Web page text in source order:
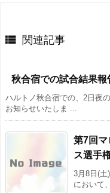
 関連記事
秋合宿での試合結果報
ハルトノ秋合宿での、2日夜
お知らせいたしま ...
第7回マ
ス選手
3月8日(
において